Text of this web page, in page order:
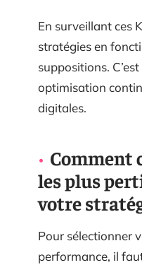
En surveillant ces
stratégies en
suppositions.
optimisation
digitales.
Comment
les plus
votre
Pour sélectionner
performance, il